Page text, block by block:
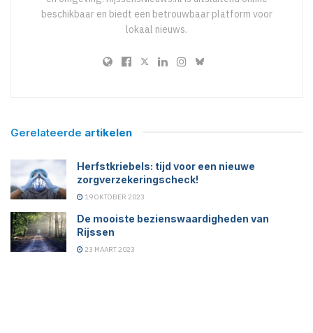
beschikbaar en biedt een betrouwbaar platform voor
lokaal nieuws.
Gerelateerde artikelen
Herfstkriebels: tijd voor een nieuwe
zorgverzekeringscheck!
19 OKTOBER 2023
De mooiste bezienswaardigheden van
Rijssen
23 MAART 2023